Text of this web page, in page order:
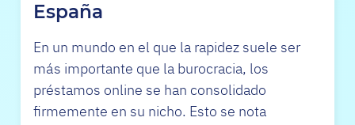
España
En un mundo en el que la rapidez suele ser
más importante que la burocracia, los
préstamos online se han consolidado
firmemente en su nicho. Esto se nota